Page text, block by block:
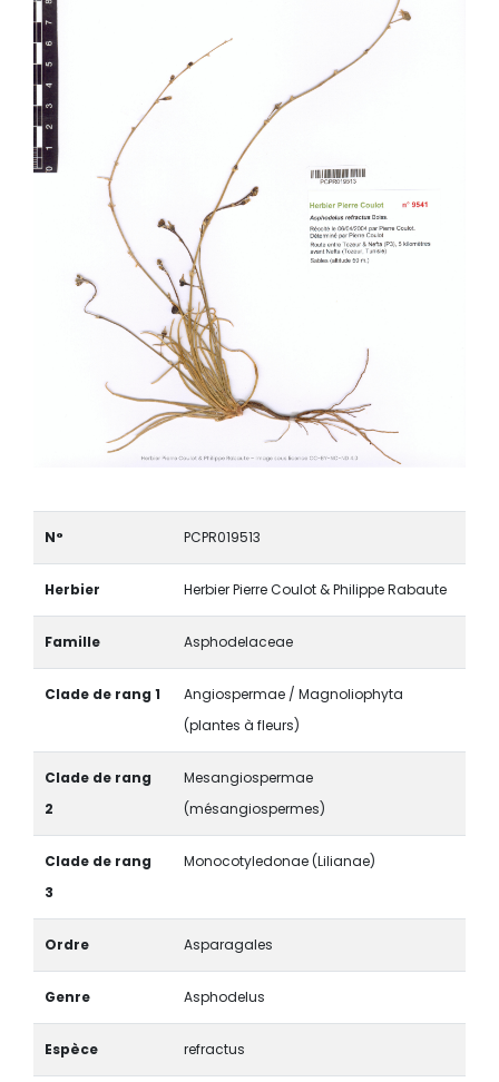
N° PCPR019513
Herbier Herbier Pierre Coulot & Philippe Rabaute
Famille Asphodelaceae
Clade de rang 1
Angiospermae / Magnoliophyta
(plantes à fleurs)
Clade de rang
2
Mesangiospermae
(mésangiospermes)
Clade de rang
3
Monocotyledonae (Lilianae)
Ordre Asparagales
Genre Asphodelus
Espèce refractus